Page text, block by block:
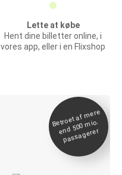
Lette at købe
Hent dine billetter online, i
vores app, eller i en Flixshop
Betroet af
mere
end 500
mio.
passagerer